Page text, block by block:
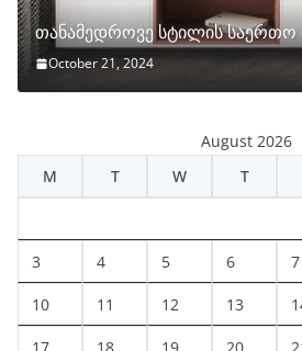
თანამედროვე სტილის საერთო
October 21, 2024
August 2026
M
T W T
3 4 5 6 7
10 11 12 13